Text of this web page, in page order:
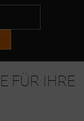
FÜR IHRE